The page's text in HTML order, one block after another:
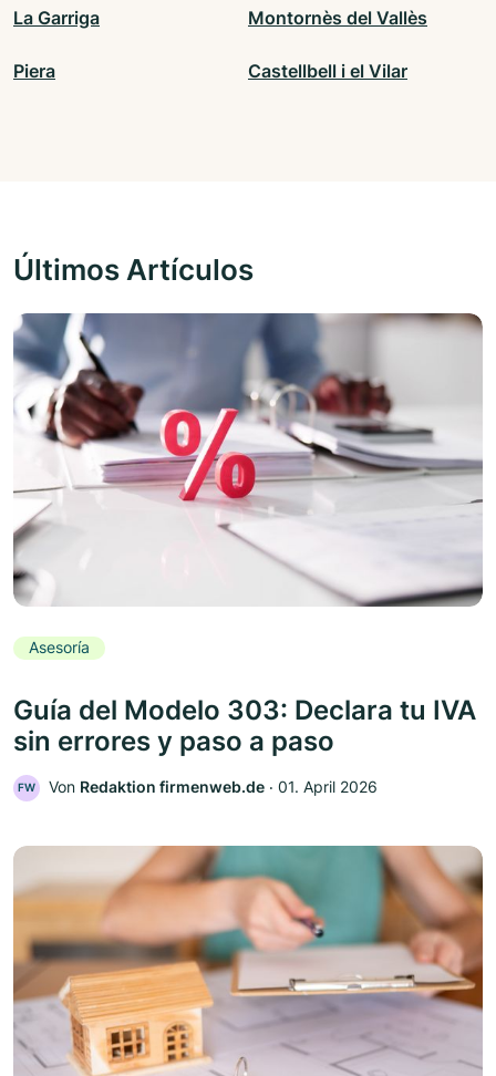
La Garriga Montornès del Vallès
Piera Castellbell i el Vilar
Últimos Artículos
Asesoría
Guía del Modelo 303: Declara tu IVA
sin errores y paso a paso
FW Von Redaktion firmenweb.de ‧ 01. April 2026